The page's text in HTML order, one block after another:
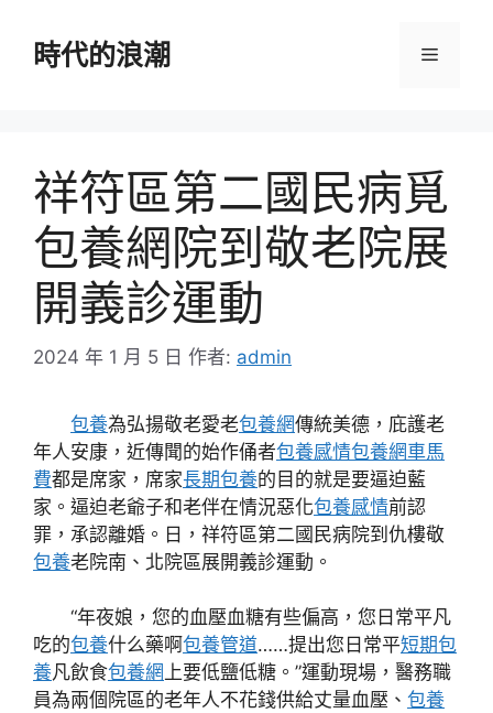
時代的浪潮 選
祥符區第二國民病覓
包養網院到敬老院展
開義診運動
2024 年 1 月 5 日 作者: admin
包養為弘揚敬老愛老包養網傳統美德，庇護老
年人安康，近傳聞的始作俑者包養感情包養網車馬
費都是席家，席家長期包養的目的就是要逼迫藍
家。逼迫老爺子和老伴在情況惡化包養感情前認
罪，承認離婚。日，祥符區第二國民病院到仇樓敬
包養老院南、北院區展開義診運動。
“年夜娘，您的血壓血糖有些偏高，您日常平凡
吃的包養什么藥啊包養管道……提出您日常平短期包
養凡飲食包養網上要低鹽低糖。”運動現場，醫務職
員為兩個院區的老年人不花錢供給丈量血壓、 包養